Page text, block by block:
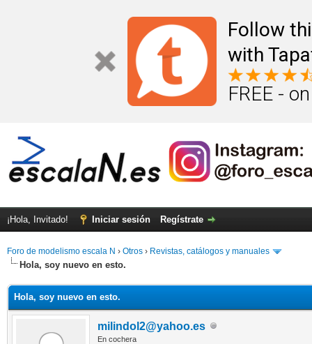
Follow
with
FREE -
¡Hola, Invitado! Iniciar sesión Regístrate
Foro de modelismo escala N › Otros › Revistas, catálogos y manuales
Hola, soy nuevo en esto.
Hola, soy nuevo en esto.
milindol2@yahoo.es
En cochera